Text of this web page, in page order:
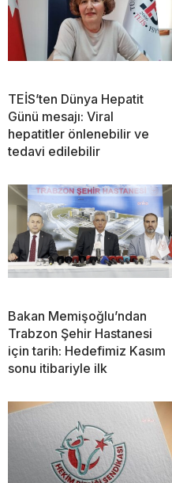
TEİS’ten Dünya Hepatit
Günü mesajı: Viral
hepatitler önlenebilir ve
tedavi edilebilir
Bakan Memişoğlu’ndan
Trabzon Şehir Hastanesi
için tarih: Hedefimiz Kasım
sonu itibariyle ilk